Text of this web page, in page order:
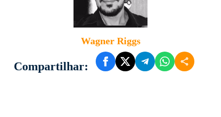
Wagner Riggs
Compartilhar: